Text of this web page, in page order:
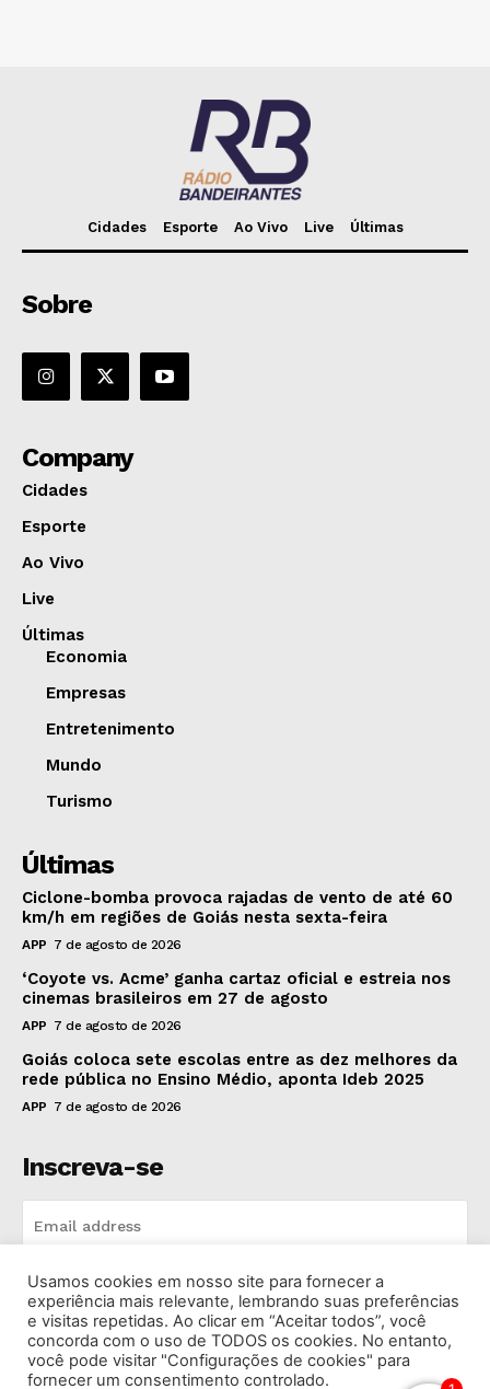
Cidades Esporte Ao Vivo Live Últimas
Sobre
Company
Cidades
Esporte
Ao Vivo
Live
Últimas
Economia
Empresas
Entretenimento
Mundo
Turismo
Últimas
Ciclone-bomba provoca rajadas de vento de até 60
km/h em regiões de Goiás nesta sexta-feira
APP 7 de agosto de 2026
‘Coyote vs. Acme’ ganha cartaz oficial e estreia nos
cinemas brasileiros em 27 de agosto
APP 7 de agosto de 2026
Goiás coloca sete escolas entre as dez melhores da
rede pública no Ensino Médio, aponta Ideb 2025
APP 7 de agosto de 2026
Inscreva-se
INSCREVA-SE
I've read and accept the Privacy Policy.
Usamos cookies em nosso site para fornecer a
experiência mais relevante, lembrando suas preferências
e visitas repetidas. Ao clicar em “Aceitar todos”, você
concorda com o uso de TODOS os cookies. No entanto,
você pode visitar "Configurações de cookies" para
fornecer um consentimento controlado.